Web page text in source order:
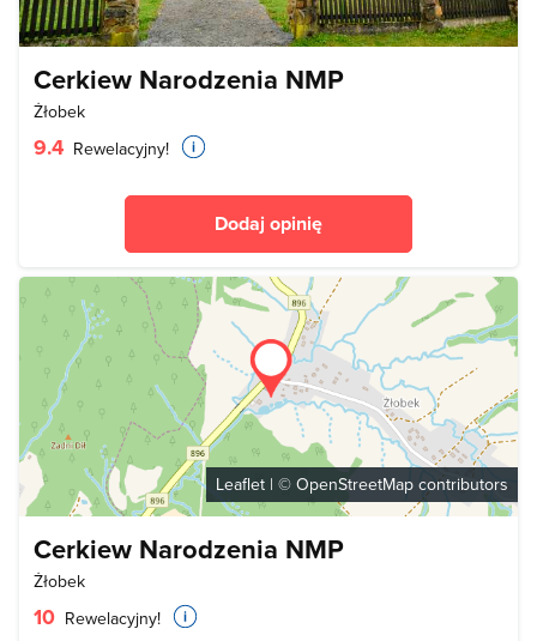
Cerkiew Narodzenia NMP
Żłobek
9.4 Rewelacyjny!
Dodaj opinię
Leaflet | © OpenStreetMap contributors
Cerkiew Narodzenia NMP
Żłobek
10 Rewelacyjny!